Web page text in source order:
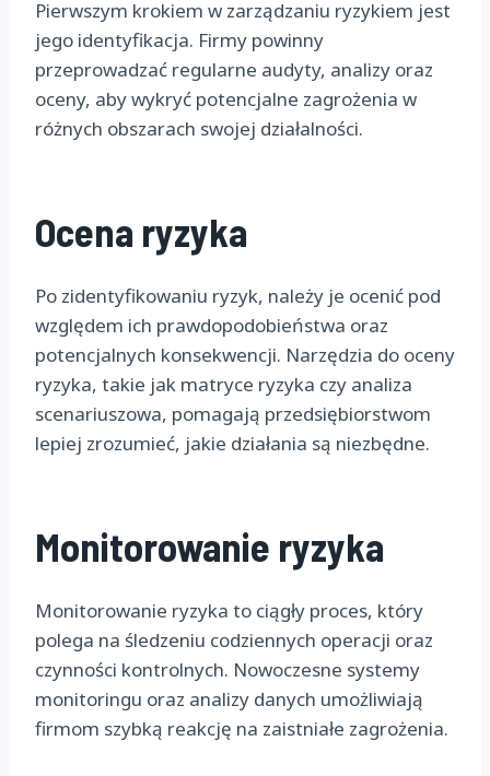
Pierwszym krokiem w zarządzaniu ryzykiem jest
jego identyfikacja. Firmy powinny
przeprowadzać regularne audyty, analizy oraz
oceny, aby wykryć potencjalne zagrożenia w
różnych obszarach swojej działalności.
Ocena ryzyka
Po zidentyfikowaniu ryzyk, należy je ocenić pod
względem ich prawdopodobieństwa oraz
potencjalnych konsekwencji. Narzędzia do oceny
ryzyka, takie jak matryce ryzyka czy analiza
scenariuszowa, pomagają przedsiębiorstwom
lepiej zrozumieć, jakie działania są niezbędne.
Monitorowanie ryzyka
Monitorowanie ryzyka to ciągły proces, który
polega na śledzeniu codziennych operacji oraz
czynności kontrolnych. Nowoczesne systemy
monitoringu oraz analizy danych umożliwiają
firmom szybką reakcję na zaistniałe zagrożenia.